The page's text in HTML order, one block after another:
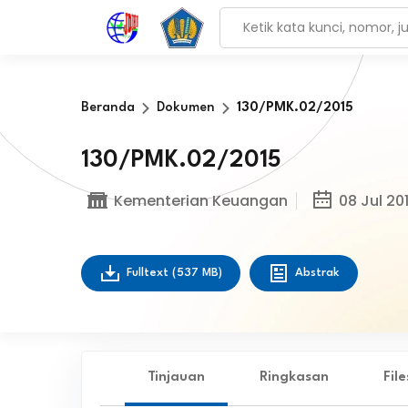
Beranda Dokumen 130/PMK.02/2015
130/PMK.02/2015
Kementerian Keuangan 08 Jul
Fulltext (537 MB) Abstrak
Tinjauan Ringkasan